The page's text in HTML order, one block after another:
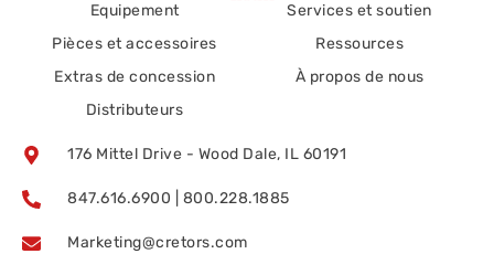
Equipement
Pièces et accessoires
Extras de concession
Distributeurs
Services et soutien
Ressources
À propos de nous
176 Mittel Drive - Wood Dale, IL 60191
847.616.6900 | 800.228.1885
Marketing@cretors.com